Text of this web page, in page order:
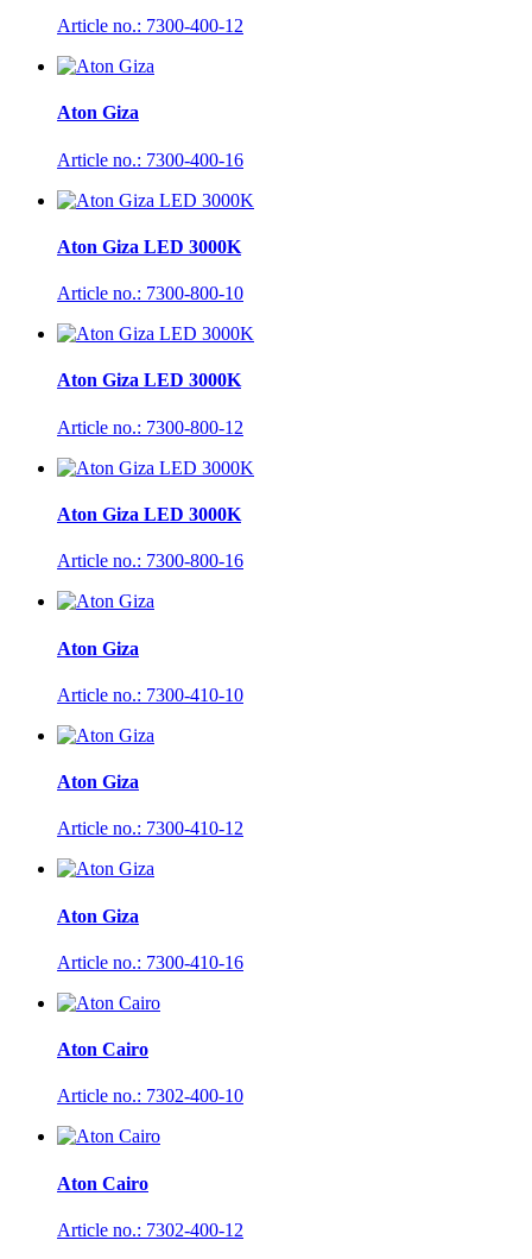
Article no.: 7300-400-12
Aton Giza
Article no.: 7300-400-16
Aton Giza LED 3000K
Article no.: 7300-800-10
Aton Giza LED 3000K
Article no.: 7300-800-12
Aton Giza LED 3000K
Article no.: 7300-800-16
Aton Giza
Article no.: 7300-410-10
Aton Giza
Article no.: 7300-410-12
Aton Giza
Article no.: 7300-410-16
Aton Cairo
Article no.: 7302-400-10
Aton Cairo
Article no.: 7302-400-12